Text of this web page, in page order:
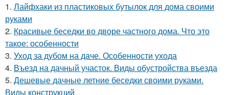
1. Лайфхаки из пластиковых бутылок для дома своими
руками
2. Красивые беседки во дворе частного дома. Что это
такое: особенности
3. Уход за дубом на даче. Особенности ухода
4. Въезд на дачный участок. Виды обустройства въезда
5. Дешевые дачные летние беседки своими руками.
Виды конструкций